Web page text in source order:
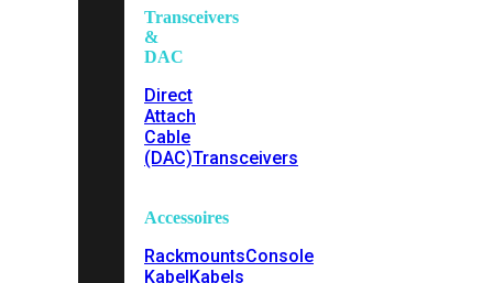
Transceivers
&
DAC
Direct
Attach
Cable
(DAC)Transceivers
Accessoires
RackmountsConsole
KabelKabels